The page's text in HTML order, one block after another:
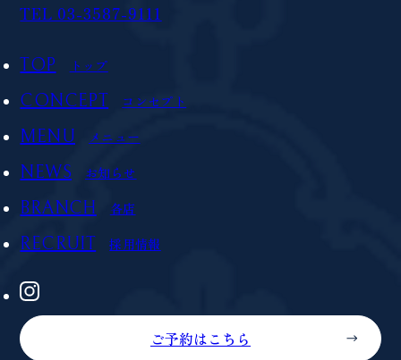
TEL 03-3587-9111
TOP トップ
CONCEPT コンセプト
MENU メニュー
NEWS お知らせ
BRANCH 各店
RECRUIT 採用情報
ご予約はこちら